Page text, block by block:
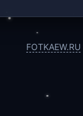
FOTKAEW.RU